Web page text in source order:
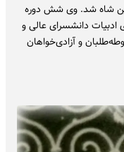
شاه شد. وی شش دوره
دانشسرای عالی و
و آزادی‌خواهان